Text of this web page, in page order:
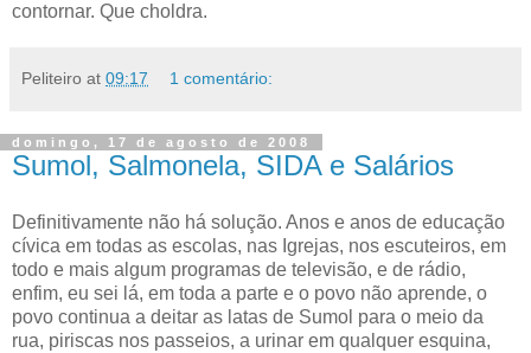
contornar. Que choldra.
Peliteiro at 09:17 1 comentário:
domingo, 17 de agosto de 2008
Sumol, Salmonela, SIDA e Salários
Definitivamente não há solução. Anos e anos de educação
cívica em todas as escolas, nas Igrejas, nos escuteiros, em
todo e mais algum programas de televisão, e de rádio,
enfim, eu sei lá, em toda a parte e o povo não aprende, o
povo continua a deitar as latas de Sumol para o meio da
rua, piriscas nos passeios, a urinar em qualquer esquina,